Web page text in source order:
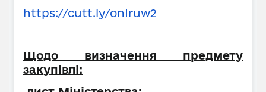
https://cutt.ly/onIruw2
Щодо визначення предмету
закупівлі: